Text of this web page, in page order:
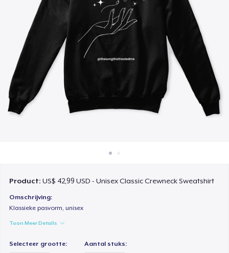
Verkoop overal
Product:US$ 42,99 USD - Unisex Classic Crewneck Sweatshirt
Omschrijving:
Klassieke pasvorm, unisex
Toon Meer Details
Selecteer grootte: Aantal stuks: